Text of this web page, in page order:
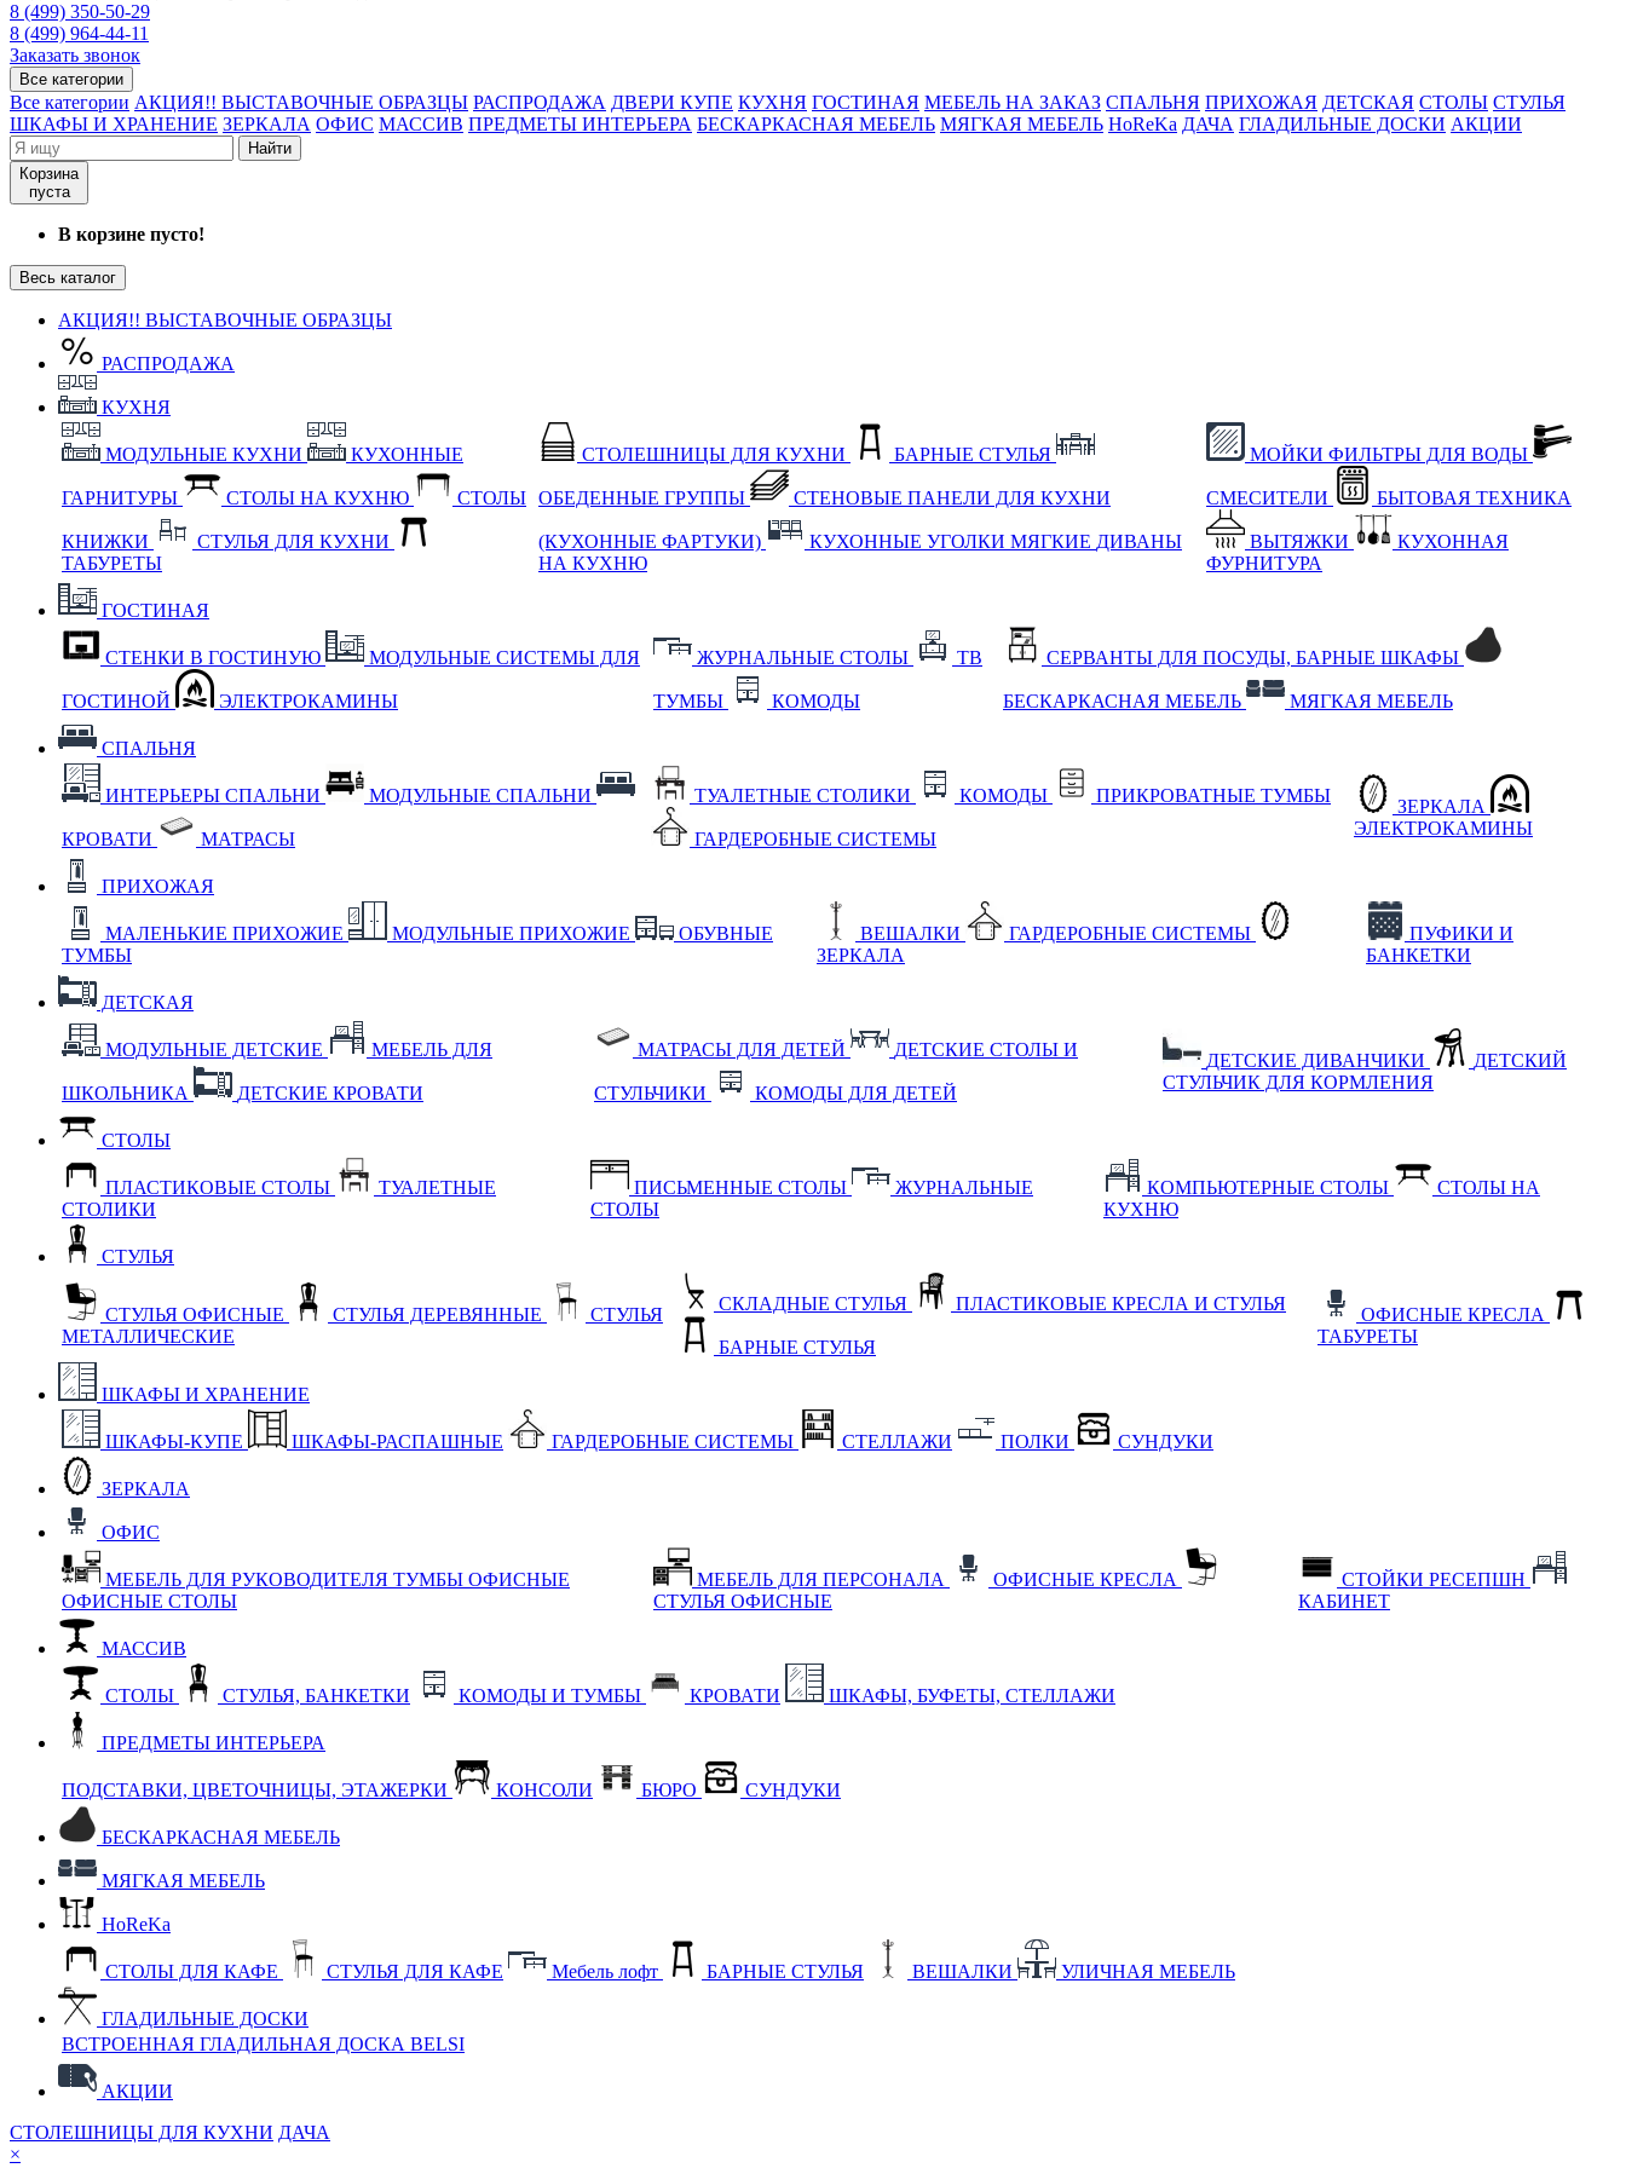
8 (499) 350-50-29
8 (499) 964-44-11
Заказать звонок
Все категории
Все категории АКЦИЯ!! ВЫСТАВОЧНЫЕ ОБРАЗЦЫ РАСПРОДАЖА ДВЕРИ КУПЕ КУХНЯ ГОСТИНАЯ МЕБЕЛЬ НА ЗАКАЗ СПАЛЬНЯ ПРИХОЖАЯ ДЕТСКАЯ СТОЛЫ СТУЛЬЯ
ШКАФЫ И ХРАНЕНИЕ ЗЕРКАЛА ОФИС МАССИВ ПРЕДМЕТЫ ИНТЕРЬЕРА БЕСКАРКАСНАЯ МЕБЕЛЬ МЯГКАЯ МЕБЕЛЬ HoReKa ДАЧА ГЛАДИЛЬНЫЕ ДОСКИ АКЦИИ
Найти
Корзина
пуста
В корзине пусто!
Весь каталог
АКЦИЯ!! ВЫСТАВОЧНЫЕ ОБРАЗЦЫ
РАСПРОДАЖА
КУХНЯ
МОДУЛЬНЫЕ КУХНИ КУХОННЫЕ
ГАРНИТУРЫ СТОЛЫ НА КУХНЮ СТОЛЫ
КНИЖКИ
СТУЛЬЯ ДЛЯ КУХНИ
ТАБУРЕТЫ
СТОЛЕШНИЦЫ ДЛЯ КУХНИ БАРНЫЕ СТУЛЬЯ
ОБЕДЕННЫЕ ГРУППЫ СТЕНОВЫЕ ПАНЕЛИ ДЛЯ КУХНИ
(КУХОННЫЕ ФАРТУКИ) КУХОННЫЕ УГОЛКИ МЯГКИЕ ДИВАНЫ
НА КУХНЮ
МОЙКИ ФИЛЬТРЫ ДЛЯ ВОДЫ
СМЕСИТЕЛИ БЫТОВАЯ ТЕХНИКА
ВЫТЯЖКИ
КУХОННАЯ
ФУРНИТУРА
ГОСТИНАЯ
СТЕНКИ В ГОСТИНУЮ МОДУЛЬНЫЕ СИСТЕМЫ ДЛЯ
ГОСТИНОЙ ЭЛЕКТРОКАМИНЫ
ЖУРНАЛЬНЫЕ СТОЛЫ ТВ
ТУМБЫ КОМОДЫ
СЕРВАНТЫ ДЛЯ ПОСУДЫ, БАРНЫЕ ШКАФЫ
БЕСКАРКАСНАЯ МЕБЕЛЬ МЯГКАЯ МЕБЕЛЬ
СПАЛЬНЯ
ИНТЕРЬЕРЫ СПАЛЬНИ МОДУЛЬНЫЕ СПАЛЬНИ
КРОВАТИ МАТРАСЫ
ТУАЛЕТНЫЕ СТОЛИКИ КОМОДЫ ПРИКРОВАТНЫЕ ТУМБЫ
ГАРДЕРОБНЫЕ СИСТЕМЫ
ЗЕРКАЛА
ЭЛЕКТРОКАМИНЫ
ПРИХОЖАЯ
МАЛЕНЬКИЕ ПРИХОЖИЕ МОДУЛЬНЫЕ ПРИХОЖИЕ
ОБУВНЫЕ
ТУМБЫ
ВЕШАЛКИ
ГАРДЕРОБНЫЕ СИСТЕМЫ
ЗЕРКАЛА
ПУФИКИ И
БАНКЕТКИ
ДЕТСКАЯ
МОДУЛЬНЫЕ ДЕТСКИЕ МЕБЕЛЬ ДЛЯ
ШКОЛЬНИКА ДЕТСКИЕ КРОВАТИ
МАТРАСЫ ДЛЯ ДЕТЕЙ ДЕТСКИЕ СТОЛЫ И
СТУЛЬЧИКИ КОМОДЫ ДЛЯ ДЕТЕЙ
ДЕТСКИЕ ДИВАНЧИКИ
ДЕТСКИЙ
СТУЛЬЧИК ДЛЯ КОРМЛЕНИЯ
СТОЛЫ
ПЛАСТИКОВЫЕ СТОЛЫ
ТУАЛЕТНЫЕ
СТОЛИКИ
ПИСЬМЕННЫЕ СТОЛЫ
ЖУРНАЛЬНЫЕ
СТОЛЫ
КОМПЬЮТЕРНЫЕ СТОЛЫ
СТОЛЫ НА
КУХНЮ
СТУЛЬЯ
СТУЛЬЯ ОФИСНЫЕ СТУЛЬЯ ДЕРЕВЯННЫЕ
СТУЛЬЯ
МЕТАЛЛИЧЕСКИЕ
СКЛАДНЫЕ СТУЛЬЯ ПЛАСТИКОВЫЕ КРЕСЛА И СТУЛЬЯ
БАРНЫЕ СТУЛЬЯ
ОФИСНЫЕ КРЕСЛА
ТАБУРЕТЫ
ШКАФЫ И ХРАНЕНИЕ
ШКАФЫ-КУПЕ ШКАФЫ-РАСПАШНЫЕ ГАРДЕРОБНЫЕ СИСТЕМЫ СТЕЛЛАЖИ ПОЛКИ СУНДУКИ
ЗЕРКАЛА
ОФИС
МЕБЕЛЬ ДЛЯ РУКОВОДИТЕЛЯ ТУМБЫ ОФИСНЫЕ
ОФИСНЫЕ СТОЛЫ
МЕБЕЛЬ ДЛЯ ПЕРСОНАЛА
ОФИСНЫЕ КРЕСЛА
СТУЛЬЯ ОФИСНЫЕ
СТОЙКИ РЕСЕПШН
КАБИНЕТ
МАССИВ
СТОЛЫ СТУЛЬЯ, БАНКЕТКИ КОМОДЫ И ТУМБЫ КРОВАТИ ШКАФЫ, БУФЕТЫ, СТЕЛЛАЖИ
ПРЕДМЕТЫ ИНТЕРЬЕРА
ПОДСТАВКИ, ЦВЕТОЧНИЦЫ, ЭТАЖЕРКИ КОНСОЛИ БЮРО СУНДУКИ
БЕСКАРКАСНАЯ МЕБЕЛЬ
МЯГКАЯ МЕБЕЛЬ
HoReKa
СТОЛЫ ДЛЯ КАФЕ СТУЛЬЯ ДЛЯ КАФЕ Мебель лофт БАРНЫЕ СТУЛЬЯ ВЕШАЛКИ УЛИЧНАЯ МЕБЕЛЬ
ГЛАДИЛЬНЫЕ ДОСКИ
ВСТРОЕННАЯ ГЛАДИЛЬНАЯ ДОСКА BELSI
АКЦИИ
СТОЛЕШНИЦЫ ДЛЯ КУХНИ ДАЧА
×